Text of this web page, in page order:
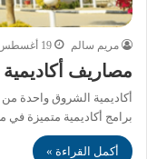
مريم سالم 19 أغسطس، 2025
مصاريف أكاديمية
أكاديمية الشروق واحدة
برامج أكاديمية متميزة
أكمل القراءة »